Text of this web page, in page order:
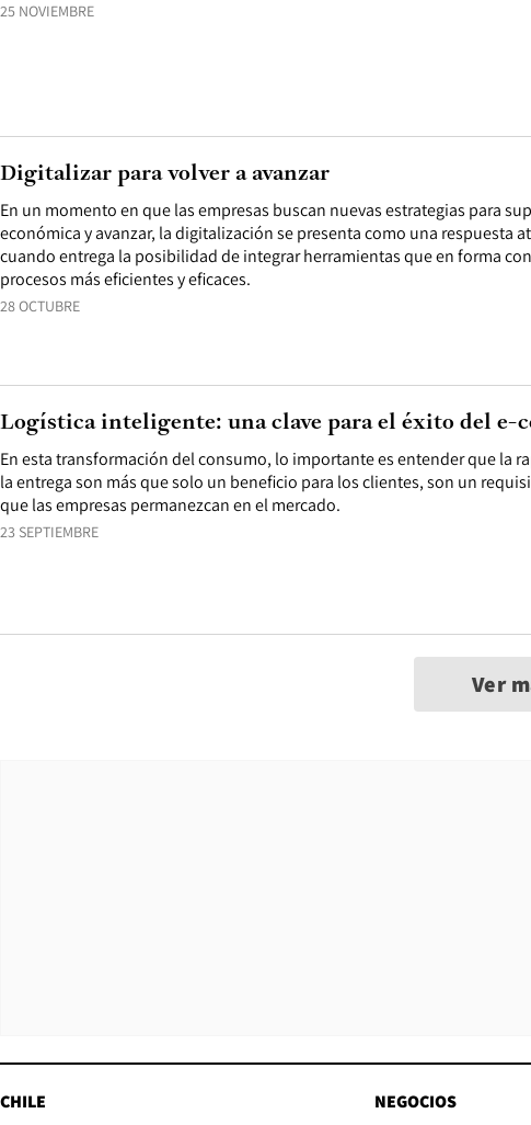
25 NOVIEMBRE
28 OCTUBRE
En un momento en que las empresas buscan nuevas estrategias para
económica y avanzar, la digitalización se presenta como una respuesta
cuando entrega la posibilidad de integrar herramientas que en forma
procesos más eficientes y eficaces.
Digitalizar para volver a avanzar
23 SEPTIEMBRE
En esta transformación del consumo, lo importante es entender que la
la entrega son más que solo un beneficio para los clientes, son un
que las empresas permanezcan en el mercado.
Logística inteligente: una clave para el éxito del e-
Ver
CHILE NEGOCIOS